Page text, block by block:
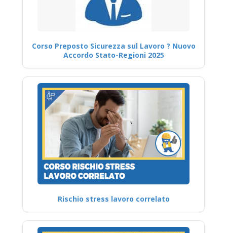
Corso Preposto Sicurezza sul Lavoro ? Nuovo
Accordo Stato-Regioni 2025
Rischio stress lavoro correlato